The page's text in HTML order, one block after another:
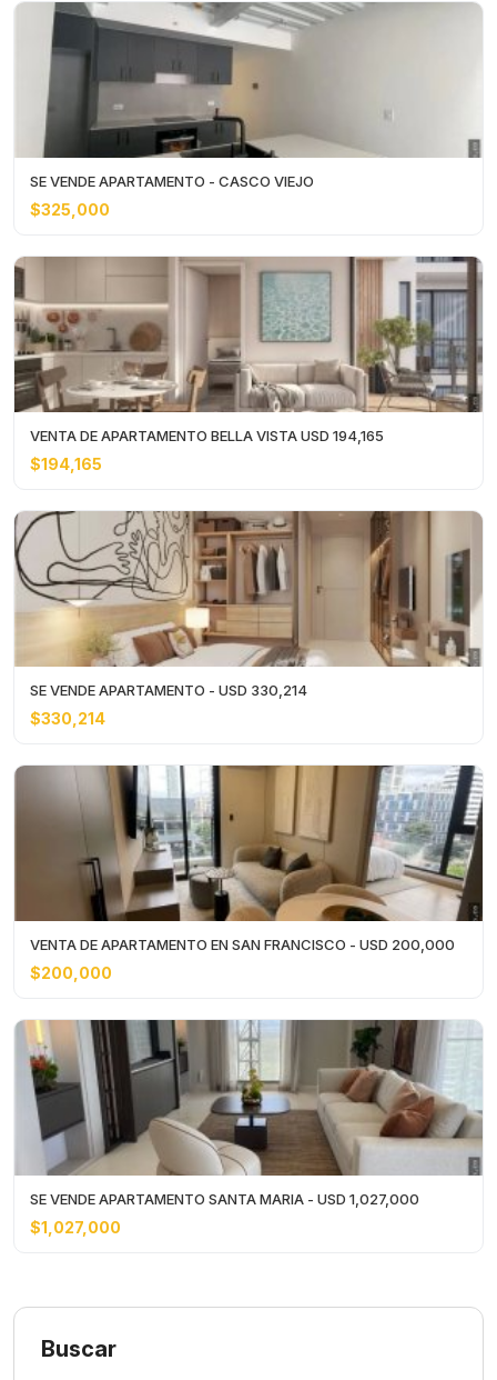
SE VENDE APARTAMENTO - CASCO VIEJO
$325,000
VENTA DE APARTAMENTO BELLA VISTA USD 194,165
$194,165
SE VENDE APARTAMENTO - USD 330,214
$330,214
VENTA DE APARTAMENTO EN SAN FRANCISCO - USD 200,000
$200,000
SE VENDE APARTAMENTO SANTA MARIA - USD 1,027,000
$1,027,000
Buscar